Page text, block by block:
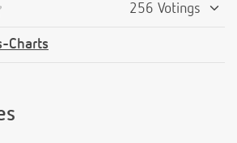
256 Votings
Charts